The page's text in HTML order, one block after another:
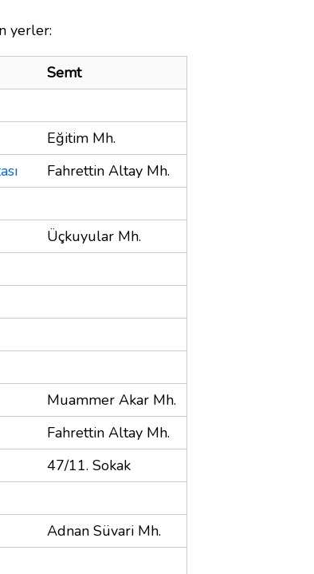
yerler:
Semt
Eğitim Mh.
Fahrettin Altay Mh.
Üçkuyular Mh.
Muammer Akar Mh.
Fahrettin Altay Mh.
47/11. Sokak
Adnan Süvari Mh.